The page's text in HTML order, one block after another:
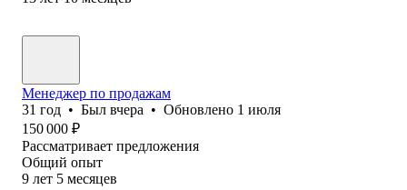
Менеджер по продажам
31 год • Был вчера • Обновлено 1 июля
150 000 ₽
Рассматривает предложения
Общий опыт
9 лет 5 месяцев